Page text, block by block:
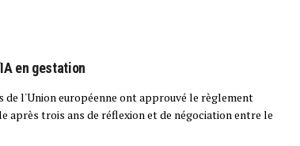
en gestation
de l'Union européenne ont approuvé le règlement
après trois ans de réflexion et de négociation entre le